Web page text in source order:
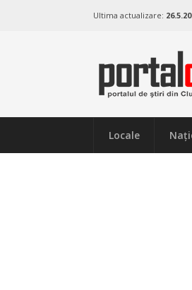
Ultima actualizare:
Locale